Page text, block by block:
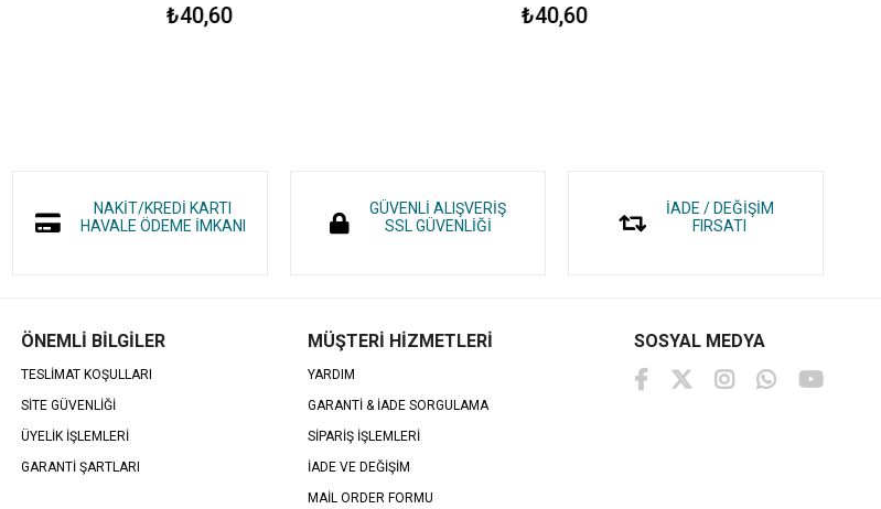
₺40,60 ₺40,60
NAKİT/KREDİ KARTI
HAVALE ÖDEME İMKANI
GÜVENLİ ALIŞVERİŞ
SSL GÜVENLİĞİ
İADE / DEĞİŞİM
FIRSATI
ÖNEMLİ BİLGİLER
TESLİMAT KOŞULLARI
SİTE GÜVENLİĞİ
ÜYELİK İŞLEMLERİ
GARANTİ ŞARTLARI
MÜŞTERİ HİZMETLERİ
YARDIM
GARANTİ & İADE SORGULAMA
SİPARİŞ İŞLEMLERİ
İADE VE DEĞİŞİM
MAİL ORDER FORMU
SOSYAL MEDYA